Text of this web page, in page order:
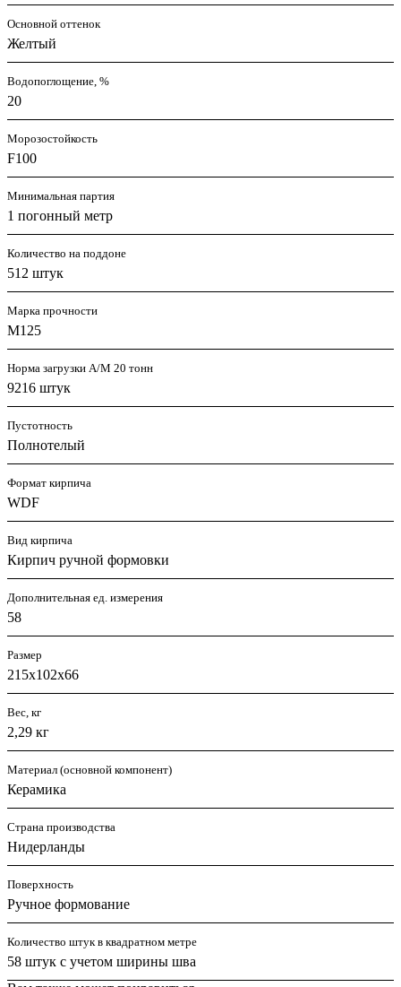
Основной оттенок
Желтый
Водопоглощение, %
20
Морозостойкость
F100
Минимальная партия
1 погонный метр
Количество на поддоне
512 штук
Марка прочности
M125
Норма загрузки А/М 20 тонн
9216 штук
Пустотность
Полнотелый
Формат кирпича
WDF
Вид кирпича
Кирпич ручной формовки
Дополнительная ед. измерения
58
Размер
215х102х66
Вес, кг
2,29 кг
Материал (основной компонент)
Керамика
Страна производства
Нидерланды
Поверхность
Ручное формование
Количество штук в квадратном метре
58 штук с учетом ширины шва